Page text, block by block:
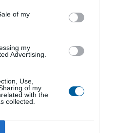
of my
my
Advertising.
Use,
of my
with the
collected.
vždy o krok napřed.
do vaší e-mailové schránky.
a mějte přehled o tom
Odeslat